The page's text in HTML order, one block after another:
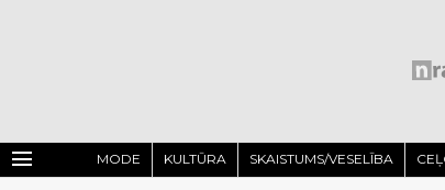
menu MODE KULTŪRA SKAISTUMS/VESELĪBA